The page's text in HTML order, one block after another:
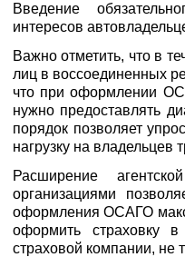
Введение
интересов
Важно отметить, что в
лиц в воссоединенных
что при оформлении
нужно предоставлять
порядок позволяет
нагрузку на владельцев
Расширение
организациями
оформления ОСАГО
оформить страховку
страховой компании, не